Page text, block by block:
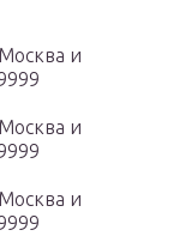
и
и
и